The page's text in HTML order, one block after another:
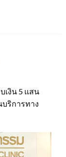
เงิน 5 แสน
ริการทาง